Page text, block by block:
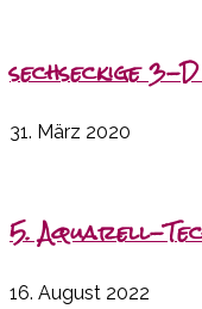
sechseckige
31. März 2020
5. Aquarell-
16. August 2022